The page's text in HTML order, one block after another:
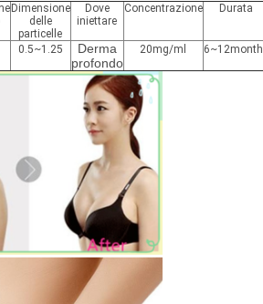
Dimensione
delle
particelle
Dove
iniettare
Concentrazione Durata
0.5~1.25
Derma
profondo
20mg/ml